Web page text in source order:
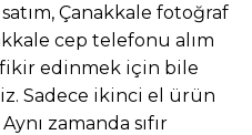
Çanakkale fotoğraf
cep telefonu alım
fikir edinmek için bile
Sadece ikinci el ürün
zamanda sıfır